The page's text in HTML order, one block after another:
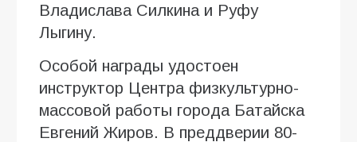
Владислава Силкина и Руфу
Лыгину.
Особой награды удостоен
инструктор Центра физкультурно-
массовой работы города Батайска
Евгений Жиров. В преддверии 80-